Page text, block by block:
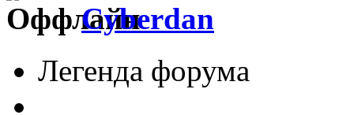
Cyberdan
Легенда форума